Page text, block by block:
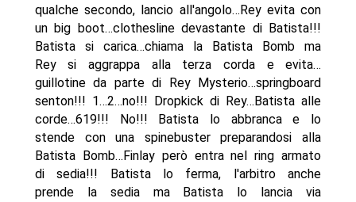
qualche secondo, lancio all'angolo…Rey evita con
un big boot…clothesline devastante di Batista!!!
Batista si carica…chiama la Batista Bomb ma
Rey si aggrappa alla terza corda e evita…
guillotine da parte di Rey Mysterio…springboard
senton!!! 1…2…no!!! Dropkick di Rey…Batista alle
corde…619!!! No!!! Batista lo abbranca e lo
stende con una spinebuster preparandosi alla
Batista Bomb…Finlay però entra nel ring armato
di sedia!!! Batista lo ferma, l'arbitro anche
prende la sedia ma Batista lo lancia via